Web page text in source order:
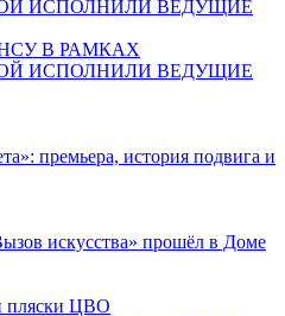
В РАМКАХ
ИСПОЛНИЛИ ВЕДУЩИЕ
премьера, история подвига и
искусства» прошёл в Доме